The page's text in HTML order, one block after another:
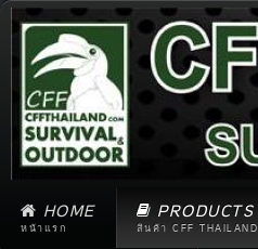
HOME
หน้าแรก
PRODUCTS
สินค้า CFF THAILAND